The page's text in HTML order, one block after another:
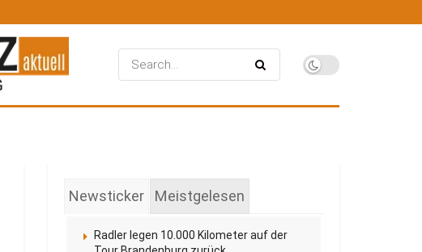
Newsticker Meistgelesen
Radler legen 10.000 Kilometer auf der